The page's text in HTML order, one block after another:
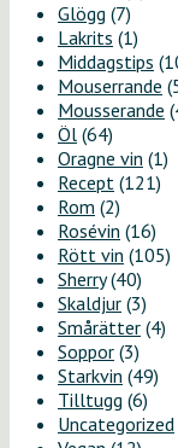
Glögg (7)
Lakrits (1)
Middagstips
Mouserrande
Mousserande
Öl (64)
Oragne vin (1)
Recept (121)
Rom (2)
Rosévin (16)
Rött vin (105)
Sherry(40)
Skaldjur (3)
Smårätter (4)
Soppor (3)
Starkvin (49)
Tilltugg (6)
Uncategorized